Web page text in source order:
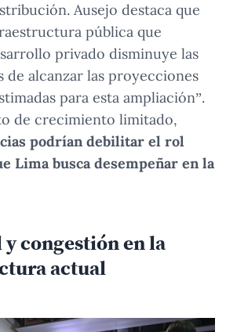
Ausejo destaca que
pública que
privado disminuye las
de alcanzar las proyecciones
para esta ampliación”.
de crecimiento limitado,
podrían debilitar el rol
Lima busca desempeñar en la
congestión en la
actual